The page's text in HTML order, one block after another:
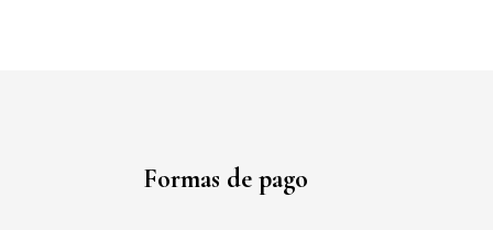
Formas de pago